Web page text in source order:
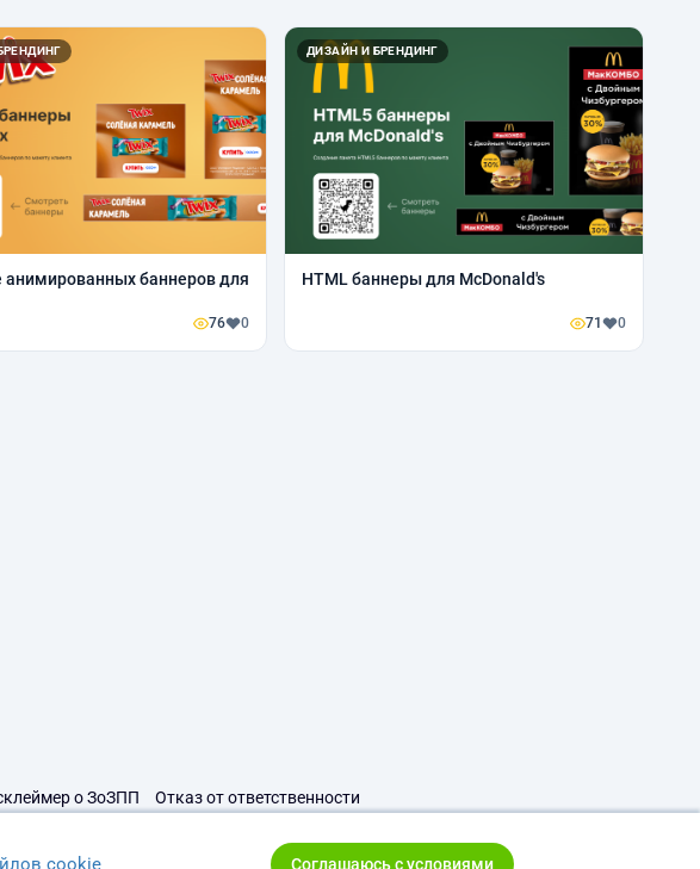
анимированных баннеров для
76 0
ДИЗАЙН И БРЕНДИНГ
HTML баннеры для McDonald's
71 0
о ЗоЗПП Отказ от ответственности
cookie Соглашаюсь с условиями